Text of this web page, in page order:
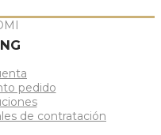
pedido
de contratación